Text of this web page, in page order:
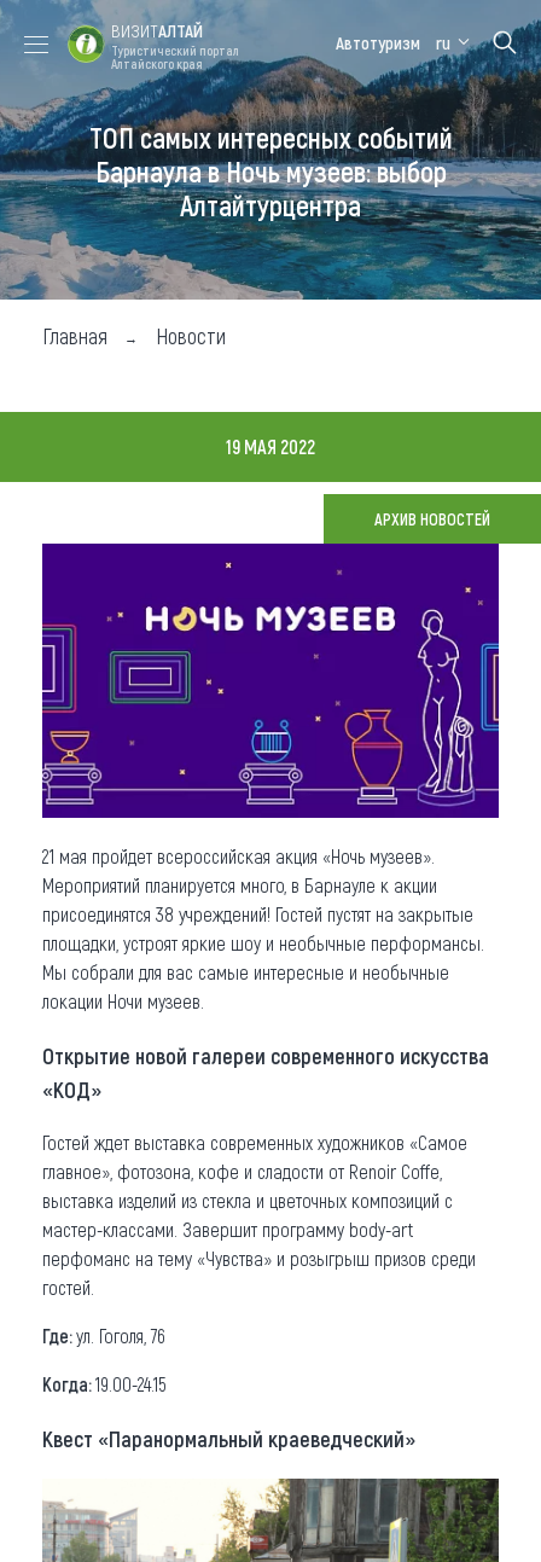
Форум VISIT
ALTAI
Цветение
маральника
Медицинский
форум
Алтайская
зимовка
Туры
Где побывать
Чем заняться
Карта
О регионе
Коллекция впечатлений
Другие рубрики
ВИЗИТАЛТАЙ
Туристический портал
Алтайского края
Автотуризм ru
ТОП самых интересных событий
Барнаула в Ночь музеев: выбор
Алтайтурцентра
Главная Новости
19 МАЯ 2022
АРХИВ НОВОСТЕЙ
21 мая пройдет всероссийская акция «Ночь музеев».
Мероприятий планируется много, в Барнауле к акции
присоединятся 38 учреждений! Гостей пустят на закрытые
площадки, устроят яркие шоу и необычные перформансы.
Мы собрали для вас самые интересные и необычные
локации Ночи музеев.
Открытие новой галереи современного искусства
«КОД»
Гостей ждет выставка современных художников «Самое
главное», фотозона, кофе и сладости от Renoir Coffe,
выставка изделий из стекла и цветочных композиций с
мастер-классами. Завершит программу body-art
перфоманс на тему «Чувства» и розыгрыш призов среди
гостей.
Где:ул. Гоголя, 76
Когда:19.00-24.15
Квест «Паранормальный краеведческий»